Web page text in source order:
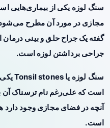
سنگ لوزه یکی از بیماری‌هایی
مجازی در مورد آن مطرح
گفته یک جراح حلق و بینی
جراحی برداشتن لوزه است.
سنگ لوزه یا Tonsil stones یکی از
است که علی‌رغم نام ترسناک آن
آنچه در فضای مجازی وجود دارد
است.